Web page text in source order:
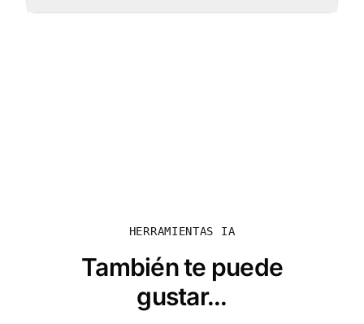
HERRAMIENTAS IA
También te puede
gustar...